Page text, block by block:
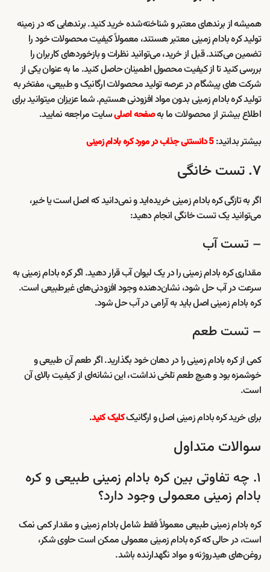
همیشه از برندهای معتبر و شناخته‌شده خرید کنید. برندهایی که در زمینه
تولید کره بادام زمینی معتبر هستند، معمولاً کیفیت محصولات خود را
تضمین می‌کنند. قبل از خرید، می‌توانید نظرات و بازخوردهای کاربران را
بررسی کنید تا از کیفیت محصول اطمینان حاصل کنید. ما به عنوان یکی از
شرکت های پیشگام در عرصه تولید محصولات ارگانیک و طبیعی، مفتخر به
تولید کره بادام زمینی بدون مواد افزودنی هستیم. شما عزیزان میتوانید برای
اطلاع بیشتر از محصولات ما بهصفحه اصلیسایت مراجعه نمایید.
بیشتر بدانید:5 دانستنی جذاب در مورد کره بادام زمینی
۷. تست خانگی
اگر به تازگی کره بادام زمینی خریده‌اید و نمی‌دانید که اصل است یا خیر،
می‌توانید یک تست خانگی انجام دهید:
– تست آب
مقداری کره بادام زمینی را در یک لیوان آب قرار دهید. اگر کره بادام زمینی به
سرعت در آب حل شود، نشان‌دهنده وجود افزودنی‌های غیرطبیعی است.
کره بادام زمینی اصل باید به آرامی در آب حل شود.
– تست طعم
کمی از کره بادام زمینی را در دهان خود بگذارید. اگر طعم آن طبیعی و
خوشمزه بود و هیچ طعم تلخی نداشت، این نشانه‌ای از کیفیت بالای آن
است.
برای خرید کره بادام زمینی اصل و ارگانیککلیک کنید.
سوالات متداول
۱. چه تفاوتی بین کره بادام زمینی طبیعی و کره
بادام زمینی معمولی وجود دارد؟
کره بادام زمینی طبیعی معمولاً فقط شامل بادام زمینی و مقدار کمی نمک
است، در حالی که کره بادام زمینی معمولی ممکن است حاوی شکر،
روغن‌های هیدروژنه و مواد نگهدارنده باشد.